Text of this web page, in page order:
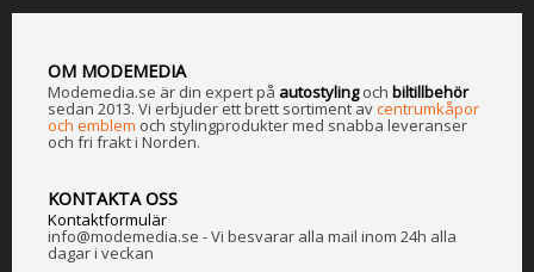
OM MODEMEDIA
Modemedia.se är din expert på autostylingoch biltillbehör
sedan 2013. Vi erbjuder ett brett sortiment avcentrumkåpor
och emblem och stylingprodukter med snabba leveranser
och fri frakt i Norden.
KONTAKTA OSS
Kontaktformulär
info@modemedia.se - Vi besvarar alla mail inom 24h alla
dagar i veckan